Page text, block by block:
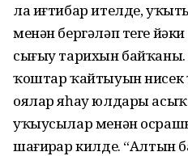
ла иғтибар ителде,
менән бергәләп теге
сығыу тарихын байҡаны.
ҡоштар ҡайтыуын нисек
оялар яһау юлдары
уҡыусылар менән
шағирҙар килде. “Алтын